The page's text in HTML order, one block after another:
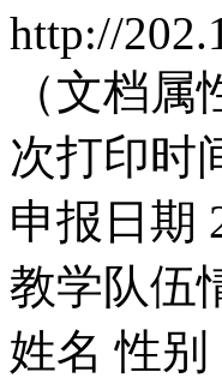
http://
（文档
次打印时
申报日期
教学队伍
姓名 性